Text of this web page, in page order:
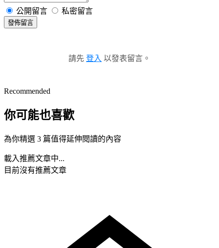
公開留言 私密留言
發佈留言
請先 登入 以發表留言。
Recommended
你可能也喜歡
為你精選 3 篇值得延伸閱讀的內容
載入推薦文章中...
目前沒有推薦文章